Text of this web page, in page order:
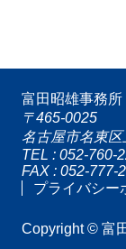
富田昭雄事務所
〒465-0025
名古屋市名東
TEL : 052-760-
FAX : 052-777-
プライバシー
Copyright © 富